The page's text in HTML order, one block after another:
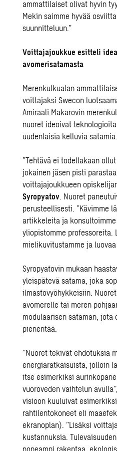
ammattilaiset olivat hyvin
Mekin saimme hyvää
suunnitteluun.”
Voittajajoukkue esitteli
avomerisatamasta
Merenkulkualan
voittajaksi Swecon
Amiraali Makarovin
nuoret ideoivat
uudenlaisia kelluvia satamia.
”Tehtävä ei todellakaan
jokainen jäsen pisti
voittajajoukkueen
Syropyatov. Nuoret
perusteellisesti. ”Kävimme
artikkeleita ja
yliopistomme professoreita.
mielikuvitustamme ja
Syropyatovin mukaan
yleispätevä satama, joka
ilmastovyöhykkeisiin.
avomerelle tai meren
modulaarisen sataman, jota
pienentää.
”Nuoret tekivät ehdotuksia
energiaratkaisuista, jolloin
itse esimerkiksi
vuoroveden vaihtelun
visioon kuuluivat
rahtilentokoneet eli
ekranoplan). ”Lisäksi
kustannuksia.
nopeampi rakentaa,